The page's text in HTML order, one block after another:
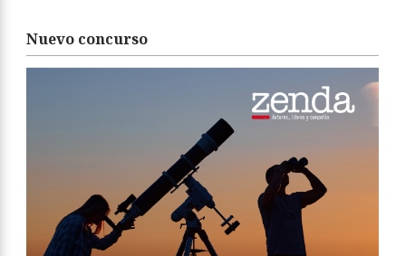
Nuevo concurso